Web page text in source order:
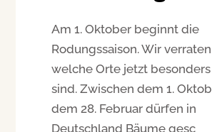
Am 1. Oktober beginnt die
Rodungssaison. Wir
welche Orte jetzt
sind. Zwischen dem 1.
dem 28. Februar dürfen in
Deutschland Bäume gesc